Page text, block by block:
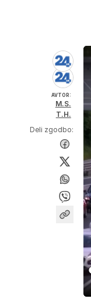
AVTOR:
M.S.
T.H.
Deli zgodbo: